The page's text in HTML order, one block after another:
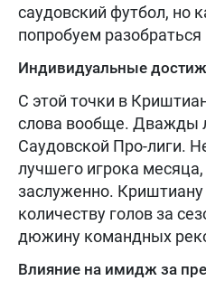
саудовский футбол, но
попробуем
Индивидуальные
С этой точки в
слова вообще. Дважды
Саудовской Про-лиги.
лучшего игрока
заслуженно.
количеству голов за
дюжину командных
Влияние на имидж за